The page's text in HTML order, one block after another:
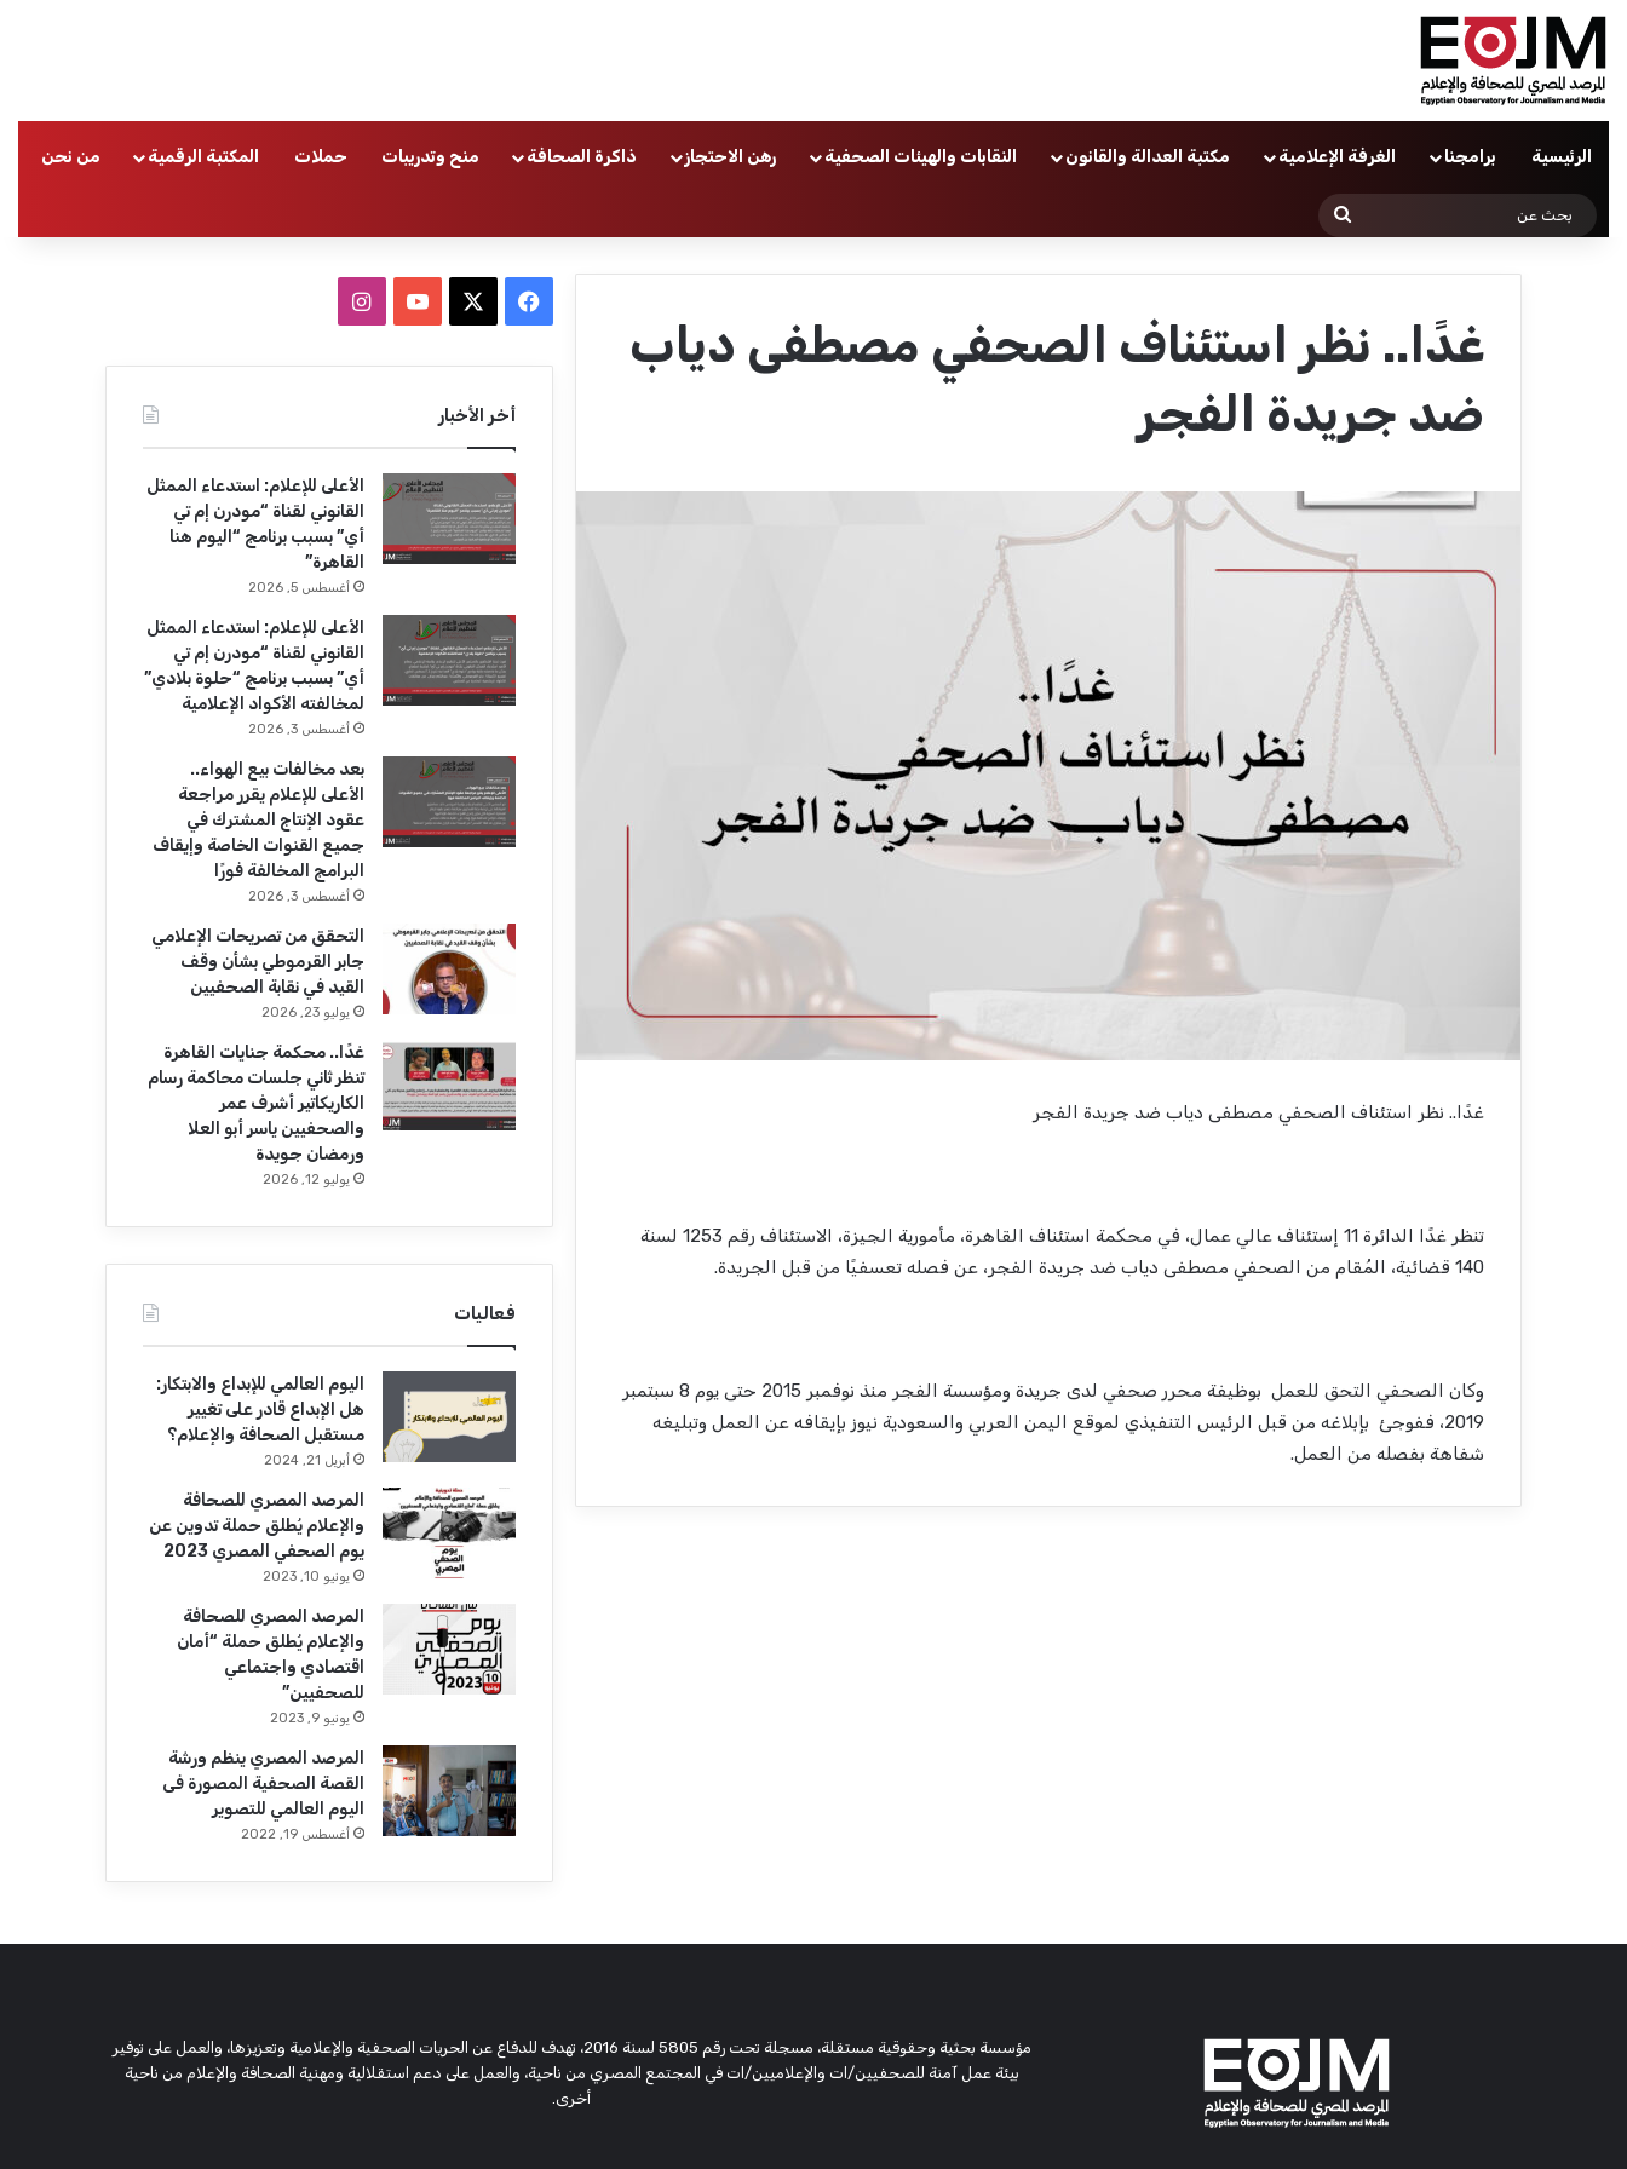
الرئيسية برامجنا الغرفة الإعلامية مكتبة العدالة والقانون النقابات والهيئات الصحفية رهن الاحتجاز ذاكرة الصحافة منح وتدريبات حملات المكتبة الرقمية من نحن
غدًا.. نظر استئناف الصحفي مصطفى دياب
ضد جريدة الفجر
غدًا.. نظر استئناف الصحفي مصطفى دياب ضد جريدة الفجر
تنظر غدًا الدائرة 11 إستئناف عالي عمال، في محكمة استئناف القاهرة، مأمورية الجيزة، الاستئناف رقم 1253 لسنة
140 قضائية، المُقام من الصحفي مصطفى دياب ضد جريدة الفجر، عن فصله تعسفيًا من قبل الجريدة.
وكان الصحفي التحق للعمل بوظيفة محرر صحفي لدى جريدة ومؤسسة الفجر منذ نوفمبر 2015 حتى يوم 8 سبتمبر
2019، ففوجئ بإبلاغه من قبل الرئيس التنفيذي لموقع اليمن العربي والسعودية نيوز بإيقافه عن العمل وتبليغه
شفاهة بفصله من العمل.
ب
و
ك
u
T
u
e
ا
ت
ق
ر
ا
م
أخر الأخبار
الأعلى للإعلام: استدعاء الممثل
القانوني لقناة “مودرن إم تي
أي” بسبب برنامج “اليوم هنا
القاهرة”
أغسطس 5, 2026
الأعلى للإعلام: استدعاء الممثل
القانوني لقناة “مودرن إم تي
أي” بسبب برنامج “حلوة بلادي”
لمخالفته الأكواد الإعلامية
أغسطس 3, 2026
بعد مخالفات بيع الهواء..
الأعلى للإعلام يقرر مراجعة
عقود الإنتاج المشترك في
جميع القنوات الخاصة وإيقاف
البرامج المخالفة فورًا
أغسطس 3, 2026
التحقق من تصريحات الإعلامي
جابر القرموطي بشأن وقف
القيد في نقابة الصحفيين
يوليو 23, 2026
غدًا.. محكمة جنايات القاهرة
تنظر ثاني جلسات محاكمة رسام
الكاريكاتير أشرف عمر
والصحفيين ياسر أبو العلا
ورمضان جويدة
يوليو 12, 2026
فعاليات
اليوم العالمي للإبداع والابتكار:
هل الإبداع قادر على تغيير
مستقبل الصحافة والإعلام؟
أبريل 21, 2024
المرصد المصري للصحافة
والإعلام يُطلق حملة تدوين عن
يوم الصحفي المصري 2023
يونيو 10, 2023
المرصد المصري للصحافة
والإعلام يُطلق حملة “أمان
اقتصادي واجتماعي
للصحفيين”
يونيو 9, 2023
المرصد المصري ينظم ورشة
القصة الصحفية المصورة فى
اليوم العالمي للتصوير
أغسطس 19, 2022
مؤسسة بحثية وحقوقية مستقلة، مسجلة تحت رقم 5805 لسنة 2016، تهدف للدفاع عن الحريات الصحفية والإعلامية وتعزيزها، والعمل على توفير
بيئة عمل آمنة للصحفيين/ات والإعلاميين/ات في المجتمع المصري من ناحية، والعمل على دعم استقلالية ومهنية الصحافة والإعلام من ناحية
أخرى.